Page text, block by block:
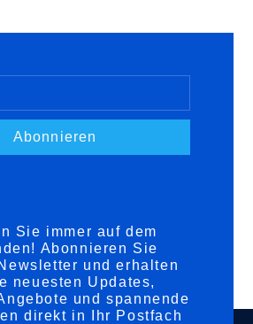
Sie immer auf dem
Abonnieren Sie
und erhalten
neuesten Updates,
und spannende
direkt in Ihr Postfach
Abonnieren